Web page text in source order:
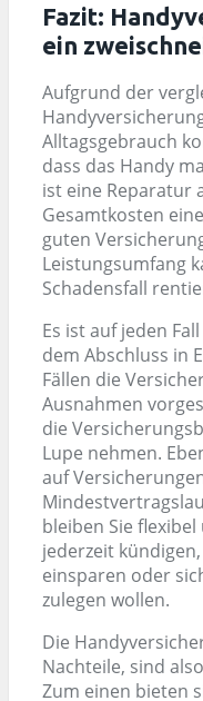
Fazit:
ein
Aufgrund der
Alltagsgebrauch
dass das Handy
ist eine Reparatur
Gesamtkosten
guten
Leistungsumfang
Schadensfall
Es ist auf jeden
dem Abschluss in
Fällen die
Ausnahmen
die
Lupe nehmen.
auf
bleiben Sie
jederzeit
einsparen oder
zulegen wollen.
Die
Nachteile, sind
Zum einen bieten